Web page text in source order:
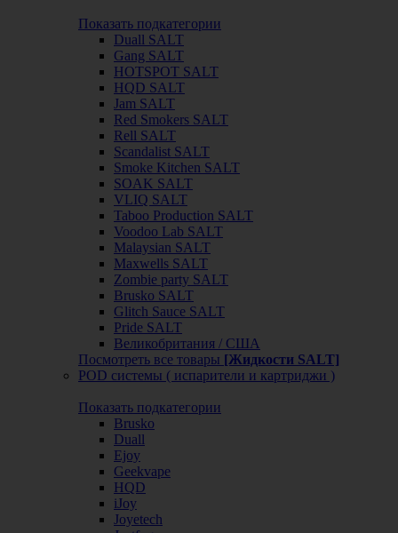
Показать подкатегории
Duall SALT
Gang SALT
HOTSPOT SALT
HQD SALT
Jam SALT
Red Smokers SALT
Rell SALT
Scandalist SALT
Smoke Kitchen SALT
SOAK SALT
VLIQ SALT
Taboo Production SALT
Voodoo Lab SALT
Malaysian SALT
Maxwells SALT
Zombie party SALT
Brusko SALT
Glitch Sauce SALT
Pride SALT
Великобритания / США
Посмотреть все товары [Жидкости SALT]
POD системы ( испарители и картриджи )
Показать подкатегории
Brusko
Duall
Ejoy
Geekvape
HQD
iJoy
Joyetech